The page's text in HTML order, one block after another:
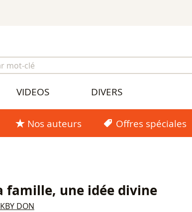
VIDEOS DIVERS
Nos auteurs Offres spéciales
famille, une idée divine
DON